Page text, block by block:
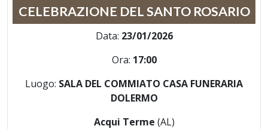
CELEBRAZIONE DEL SANTO ROSARIO
Data: 23/01/2026
Ora: 17:00
Luogo: SALA DEL COMMIATO CASA FUNERARIA
DOLERMO
Acqui Terme (AL)